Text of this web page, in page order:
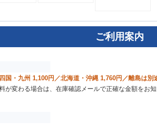
ご利用案内
国・九州 1,100円／北海道・沖縄 1,760円／離島は別
が変わる場合は、在庫確認メールで正確な金額をお知